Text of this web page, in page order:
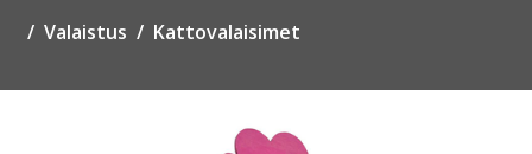
Valaistus Kattovalaisimet